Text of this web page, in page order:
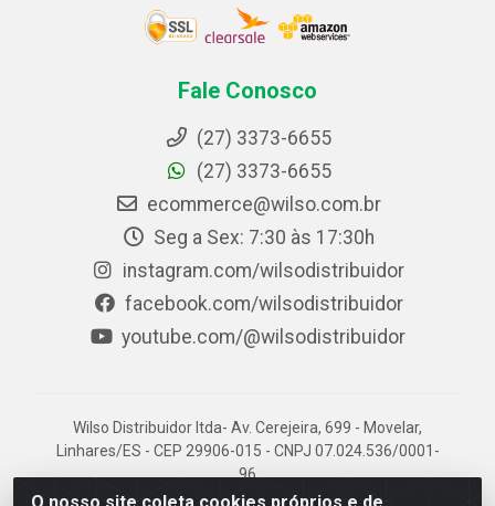
Fale Conosco
(27) 3373-6655
(27) 3373-6655
ecommerce@wilso.com.br
Seg a Sex: 7:30 às 17:30h
instagram.com/wilsodistribuidor
facebook.com/wilsodistribuidor
youtube.com/@wilsodistribuidor
Wilso Distribuidor ltda- Av. Cerejeira, 699 - Movelar,
Linhares/ES - CEP 29906-015 - CNPJ 07.024.536/0001-
96